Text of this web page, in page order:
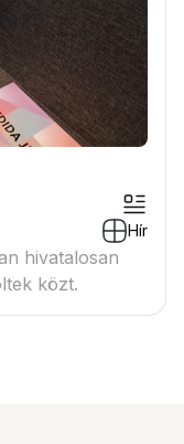
Hír
hivatalosan
közt.